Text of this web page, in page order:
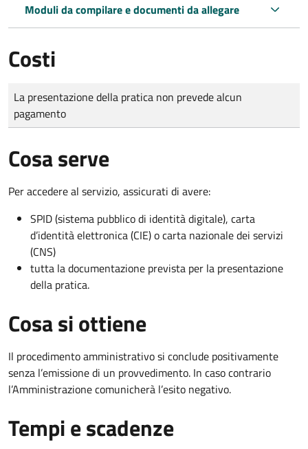
Moduli da compilare e documenti da allegare
Costi
Tipo di pagamento
Importo
La presentazione della pratica non prevede alcun
pagamento
Cosa serve
Per accedere al servizio, assicurati di avere:
SPID (sistema pubblico di identità digitale), carta
d’identità elettronica (CIE) o carta nazionale dei servizi
(CNS)
tutta la documentazione prevista per la presentazione
della pratica.
Cosa si ottiene
Il procedimento amministrativo si conclude positivamente
senza l’emissione di un provvedimento. In caso contrario
l’Amministrazione comunicherà l’esito negativo.
Tempi e scadenze